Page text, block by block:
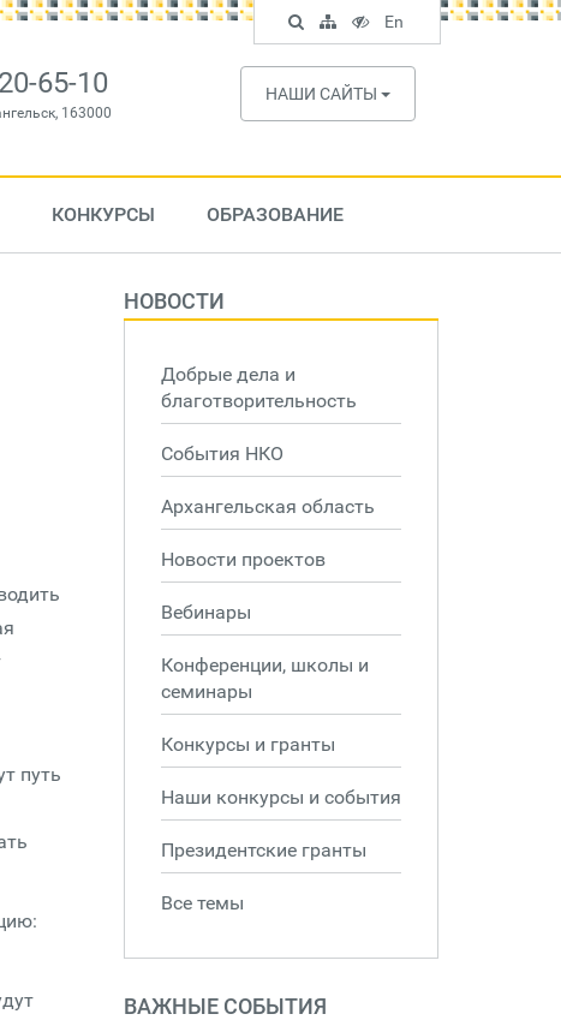
65-10
163000
НАШИ САЙТЫ
КОНКУРСЫ ОБРАЗОВАНИЕ
путь
НОВОСТИ
Добрые дела и
благотворительность
События НКО
Архангельская область
Новости проектов
Вебинары
Конференции, школы и
семинары
Конкурсы и гранты
Наши конкурсы и события
Президентские гранты
Все темы
ВАЖНЫЕ СОБЫТИЯ
Поиск
по
сайту
Карта
сайта
Версия
для
слабовидящих
En
English